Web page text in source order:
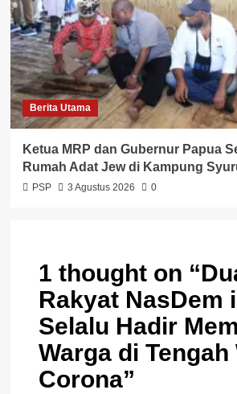
Berita Utama
Ketua MRP dan Gubernur Papua
Rumah Adat Jew di Kampung
PSP 3 Agustus 2026 0
1 thought on “
Rakyat NasDem
Selalu Hadir
Warga di Tengah
Corona”